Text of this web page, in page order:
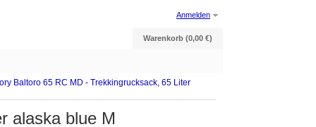
Warenkorb (0,00 €)
Anmelden
Baltoro 65 RC MD - Trekkingrucksack, 65 Liter
alaska blue M